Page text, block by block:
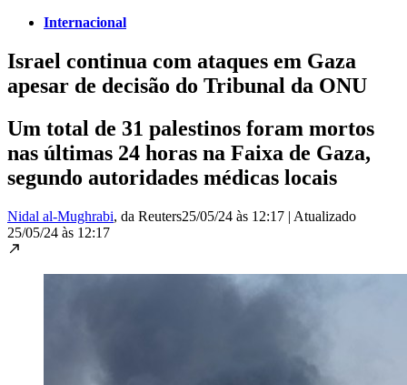
Internacional
Israel continua com ataques em Gaza
apesar de decisão do Tribunal da ONU
Um total de 31 palestinos foram mortos
nas últimas 24 horas na Faixa de Gaza,
segundo autoridades médicas locais
Nidal al-Mughrabi, da Reuters25/05/24 às 12:17 | Atualizado
25/05/24 às 12:17